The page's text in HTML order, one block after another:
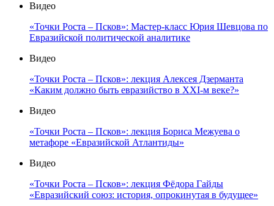
Видео
«Точки Роста – Псков»: Мастер-класс Юрия Шевцова по
Евразийской политической аналитике
Видео
«Точки Роста – Псков»: лекция Алексея Дзерманта
«Каким должно быть евразийство в XXI-м веке?»
Видео
«Точки Роста – Псков»: лекция Бориса Межуева о
метафоре «Евразийской Атлантиды»
Видео
«Точки Роста – Псков»: лекция Фёдора Гайды
«Евразийский союз: история, опрокинутая в будущее»